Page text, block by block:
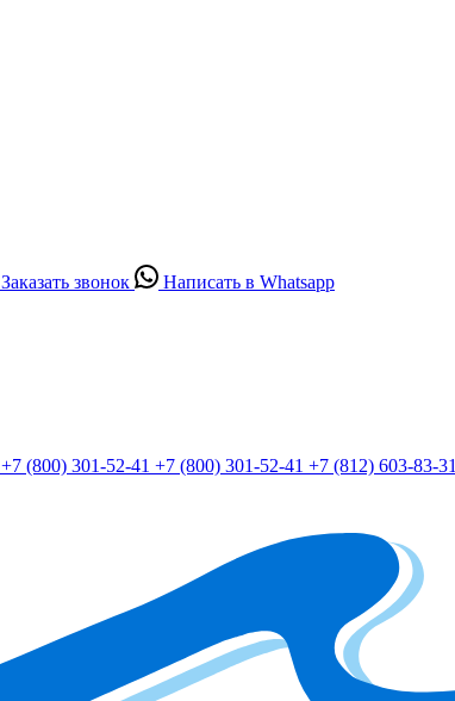
Заказать звонок Написать в Whatsapp
+7 (800) 301-52-41 +7 (800) 301-52-41 +7 (812) 603-83-31